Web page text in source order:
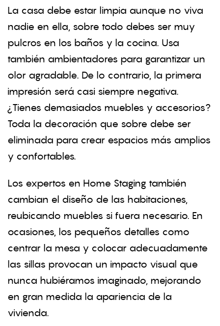
La casa debe estar limpia aunque no viva
nadie en ella, sobre todo debes ser muy
pulcros en los baños y la cocina. Usa
también ambientadores para garantizar un
olor agradable. De lo contrario, la primera
impresión será casi siempre negativa.
¿Tienes demasiados muebles y accesorios?
Toda la decoración que sobre debe ser
eliminada para crear espacios más amplios
y confortables.
Los expertos en Home Staging también
cambian el diseño de las habitaciones,
reubicando muebles si fuera necesario. En
ocasiones, los pequeños detalles como
centrar la mesa y colocar adecuadamente
las sillas provocan un impacto visual que
nunca hubiéramos imaginado, mejorando
en gran medida la apariencia de la
vivienda.